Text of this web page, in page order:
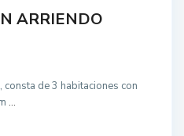
ARRIENDO
de 3 habitaciones con
...